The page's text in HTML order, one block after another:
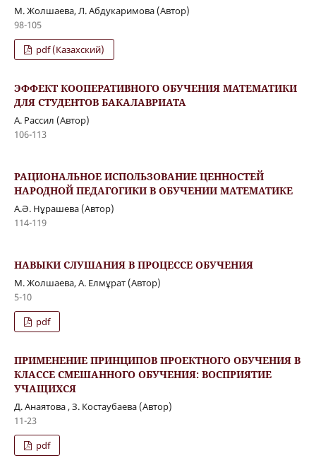
M. Жолшаева, Л. Абдукаримова (Автор)
98-105
pdf (Казахский)
ЭФФЕКТ КООПЕРАТИВНОГО ОБУЧЕНИЯ МАТЕМАТИКИ
ДЛЯ СТУДЕНТОВ БАКАЛАВРИАТА
А. Рассил (Автор)
106-113
РАЦИОНАЛЬНОЕ ИСПОЛЬЗОВАНИЕ ЦЕННОСТЕЙ
НАРОДНОЙ ПЕДАГОГИКИ В ОБУЧЕНИИ МАТЕМАТИКЕ
А.Ә. Нұрашева (Автор)
114-119
НАВЫКИ СЛУШАНИЯ В ПРОЦЕССЕ ОБУЧЕНИЯ
М. Жолшаева, А. Елмұрат (Автор)
5-10
pdf
ПРИМЕНЕНИЕ ПРИНЦИПОВ ПРОЕКТНОГО ОБУЧЕНИЯ В
КЛАССЕ СМЕШАННОГО ОБУЧЕНИЯ: ВОСПРИЯТИЕ
УЧАЩИХСЯ
Д. Анаятова , З. Костаубаева (Автор)
11-23
pdf